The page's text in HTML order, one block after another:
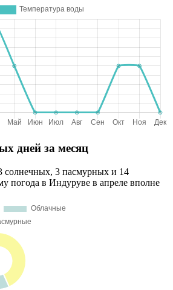
дней за месяц
солнечных, 3 пасмурных и 14
погода в Индуруве в апреле вполне